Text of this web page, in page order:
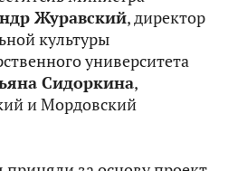
Журавский, директор
культуры
университета
Сидоркина,
и Мордовский